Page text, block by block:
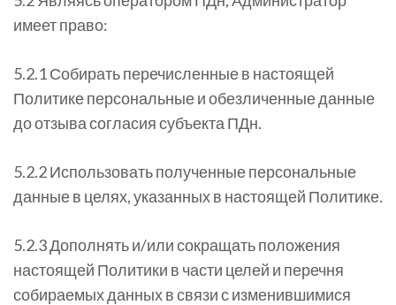
имеет право:
5.2.1 Собирать перечисленные в настоящей
Политике персональные и обезличенные данные
до отзыва согласия субъекта ПДн.
5.2.2 Использовать полученные персональные
данные в целях, указанных в настоящей Политике.
5.2.3 Дополнять и/или сокращать положения
настоящей Политики в части целей и перечня
собираемых данных в связи с изменившимися